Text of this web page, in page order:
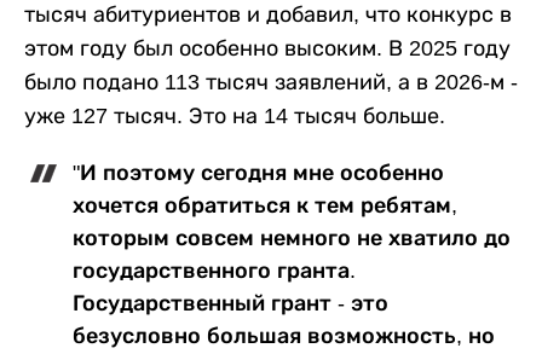
тысяч абитуриентов и добавил, что конкурс в
этом году был особенно высоким. В 2025 году
было подано 113 тысяч заявлений, а в 2026-м -
уже 127 тысяч. Это на 14 тысяч больше.
"И поэтому сегодня мне особенно
хочется обратиться к тем ребятам,
которым совсем немного не хватило до
государственного гранта.
Государственный грант - это
безусловно большая возможность, но